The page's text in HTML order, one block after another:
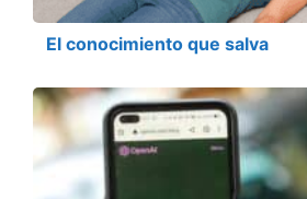
El conocimiento que salva